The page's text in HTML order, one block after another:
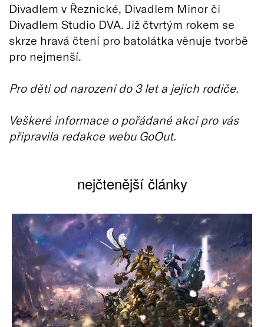
Divadlem v Řeznické, Divadlem Minor či
Divadlem Studio DVA. Již čtvrtým rokem se
skrze hravá čtení pro batolátka věnuje tvorbě
pro nejmenší.
Pro děti od narození do 3 let a jejich rodiče.
Veškeré informace o pořádané akci pro vás
připravila redakce webu GoOut.
nejčtenější články